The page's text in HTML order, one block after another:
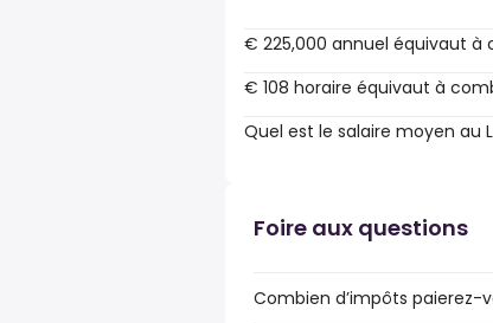
€ 225,000 annuel équivaut à
€ 108 horaire équivaut à
Quel est le salaire moyen au
Foire aux questions
Combien d’impôts paierez-